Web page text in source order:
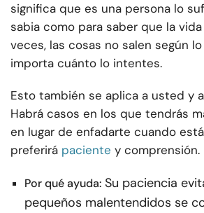
significa que es una persona lo
sabia como para saber que la
veces, las cosas no salen según
importa cuánto lo intentes.
Esto también se aplica a usted y
Habrá casos en los que tendrás
en lugar de enfadarte cuando
preferirá paciente y comprensión.
Por qué ayuda: Su paciencia
pequeños malentendidos se